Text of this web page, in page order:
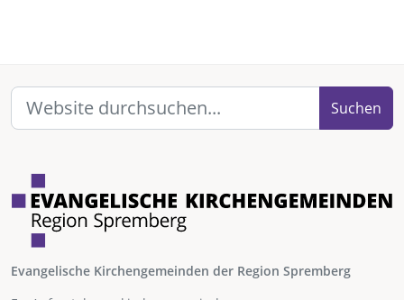
Suchen
Evangelische Kirchengemeinden der Region Spremberg